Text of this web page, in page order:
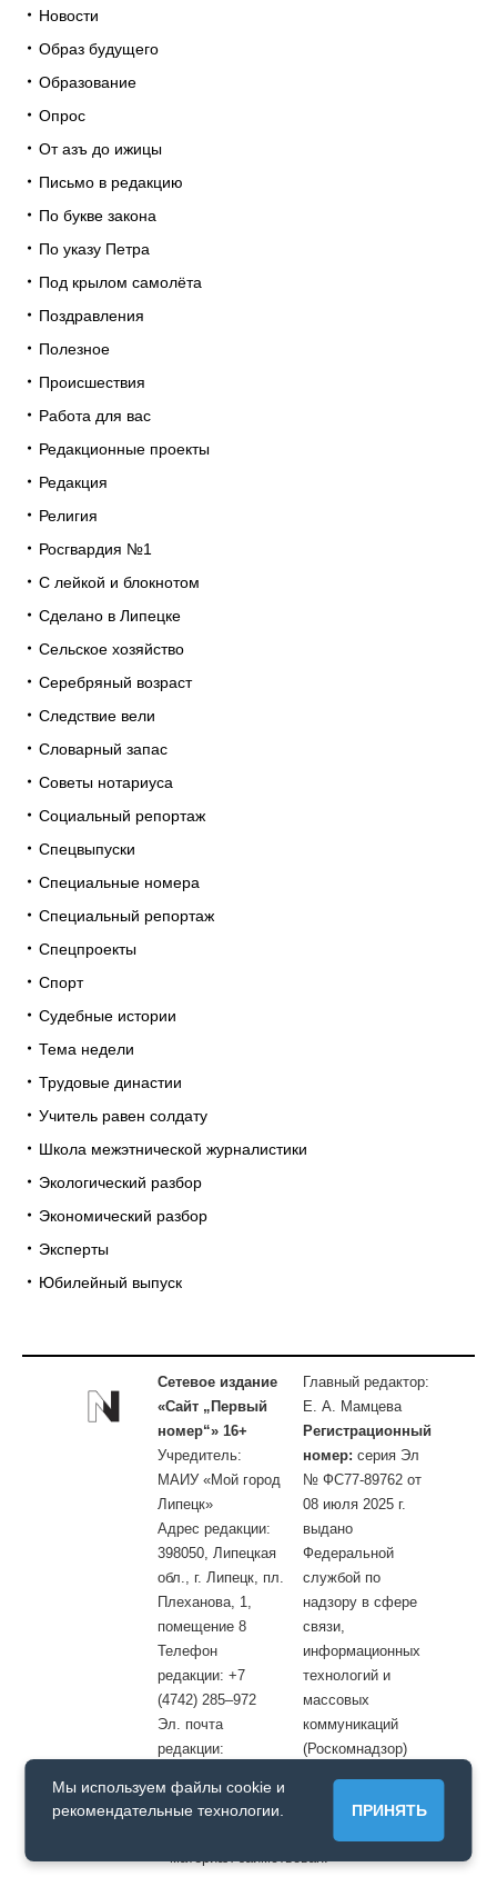
Мы используем файлы cookie и
рекомендательные технологии.
ПРИНЯТЬ
Новости
Образ будущего
Образование
Опрос
От азъ до ижицы
Письмо в редакцию
По букве закона
По указу Петра
Под крылом самолёта
Поздравления
Полезное
Происшествия
Работа для вас
Редакционные проекты
Редакция
Религия
Росгвардия №1
С лейкой и блокнотом
Сделано в Липецке
Сельское хозяйство
Серебряный возраст
Следствие вели
Словарный запас
Советы нотариуса
Социальный репортаж
Спецвыпуски
Специальные номера
Специальный репортаж
Спецпроекты
Спорт
Судебные истории
Тема недели
Трудовые династии
Учитель равен солдату
Школа межэтнической журналистики
Экологический разбор
Экономический разбор
Эксперты
Юбилейный выпуск
Сетевое издание
«Сайт „Первый
номер“» 16+
Учредитель:
МАИУ «Мой город
Липецк»
Адрес редакции:
398050, Липецкая
обл., г. Липецк, пл.
Плеханова, 1,
помещение 8
Телефон
редакции: +7
(4742) 285–972
Эл. почта
редакции:
Главный редактор:
Е. А. Мамцева
Регистрационный
номер: серия Эл
№ ФС77-89762 от
08 июля 2025 г.
выдано
Федеральной
службой по
надзору в сфере
связи,
информационных
технологий и
массовых
коммуникаций
(Роскомнадзор)
Первый номер © / Допускается цитирование материалов с
обязательной прямой гиперссылкой на страницу, с которой
материал заимствован.